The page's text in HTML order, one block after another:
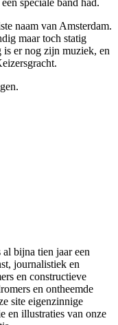
speciale band had.
naam van Amsterdam.
maar toch statig
er nog zijn muziek, en
bijna tien jaar een
journalistiek en
en constructieve
en ontheemde
site eigenzinnige
en illustraties van onze